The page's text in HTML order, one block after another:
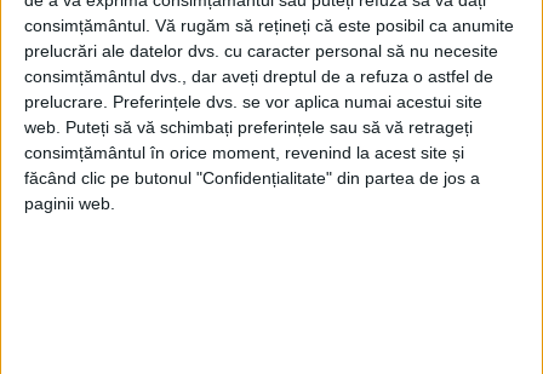
consimțământul. Vă rugăm să rețineți că este posibil ca anumite
prelucrări ale datelor dvs. cu caracter personal să nu necesite
consimțământul dvs., dar aveți dreptul de a refuza o astfel de
prelucrare. Preferințele dvs. se vor aplica numai acestui site
web. Puteți să vă schimbați preferințele sau să vă retrageți
consimțământul în orice moment, revenind la acest site și
făcând clic pe butonul "Confidențialitate" din partea de jos a
paginii web.
istoricul de artă german și expert în pictura
flamandă, Max Jakob Friedländer, a
apreciat că ea este posibilă.
Însă experții în Leonardo și în pictura
italiană au respins categoric această